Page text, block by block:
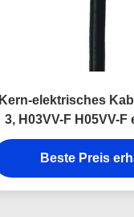
Kern-elektrisches
3, H03VV-F H05VV-
Kabel
Beste Preis